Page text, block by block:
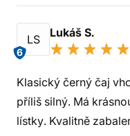
LS
6
Lukáš S.
Klasický černý čaj
příliš silný. Má
lístky. Kvalitně